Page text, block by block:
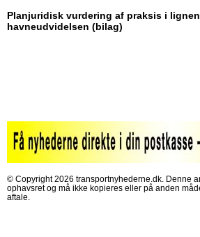
Planjuridisk vurdering af praksis i
havneudvidelsen (bilag)
© Copyright 2026 transportnyhederne.dk. Denne
ophavsret og må ikke kopieres eller på anden
aftale.